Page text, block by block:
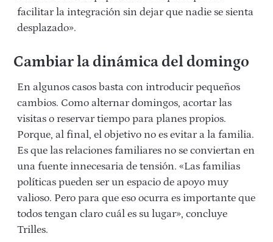
facilitar la integración sin dejar que nadie se sienta
desplazado».
Cambiar la dinámica del domingo
En algunos casos basta con introducir pequeños
cambios. Como alternar domingos, acortar las
visitas o reservar tiempo para planes propios.
Porque, al final, el objetivo no es evitar a la familia.
Es que las relaciones familiares no se conviertan en
una fuente innecesaria de tensión. «Las familias
políticas pueden ser un espacio de apoyo muy
valioso. Pero para que eso ocurra es importante que
todos tengan claro cuál es su lugar», concluye
Trilles.